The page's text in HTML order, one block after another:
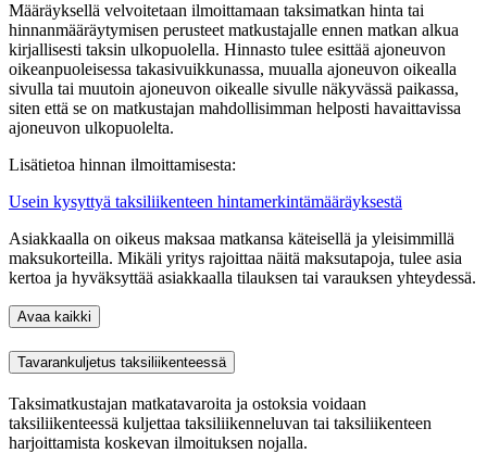
Määräyksellä velvoitetaan ilmoittamaan taksimatkan hinta tai
hinnanmääräytymisen perusteet matkustajalle ennen matkan alkua
kirjallisesti taksin ulkopuolella. Hinnasto tulee esittää ajoneuvon
oikeanpuoleisessa takasivuikkunassa, muualla ajoneuvon oikealla
sivulla tai muutoin ajoneuvon oikealle sivulle näkyvässä paikassa,
siten että se on matkustajan mahdollisimman helposti havaittavissa
ajoneuvon ulkopuolelta.
Lisätietoa hinnan ilmoittamisesta:
Usein kysyttyä taksiliikenteen hintamerkintämääräyksestä
Asiakkaalla on oikeus maksaa matkansa käteisellä ja yleisimmillä
maksukorteilla. Mikäli yritys rajoittaa näitä maksutapoja, tulee asia
kertoa ja hyväksyttää asiakkaalla tilauksen tai varauksen yhteydessä.
Avaa kaikki
Tavarankuljetus taksiliikenteessä
Taksimatkustajan matkatavaroita ja ostoksia voidaan
taksiliikenteessä kuljettaa taksiliikenneluvan tai taksiliikenteen
harjoittamista koskevan ilmoituksen nojalla.